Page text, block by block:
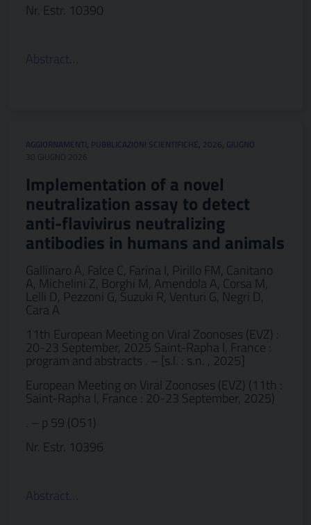
Nr. Estr. 10390
Abstract…
AGGIORNAMENTI, PUBBLICAZIONI SCIENTIFICHE, 2026, GIUGNO
30 GIUGNO 2026
Implementation of a novel
neutralization assay to detect
anti-flavivirus neutralizing
antibodies in humans and animals
Gallinaro A, Falce C, Farina I, Pirillo FM, Canitano
A, Michelini Z, Borghi M, Amendola A, Corsa M,
Lelli D, Pezzoni G, Suzuki R, Venturi G, Negri D,
Cara A
11th European Meeting on Viral Zoonoses (EVZ) :
20-23 September, 2025 Saint-Rapha l, France :
program and abstracts . – [s.l. : s.n. , 2025]
European Meeting on Viral Zoonoses (EVZ) (11th :
Saint-Rapha l, France : 20-23 September, 2025)
. – p 59 (O51)
Nr. Estr. 10396
Abstract…